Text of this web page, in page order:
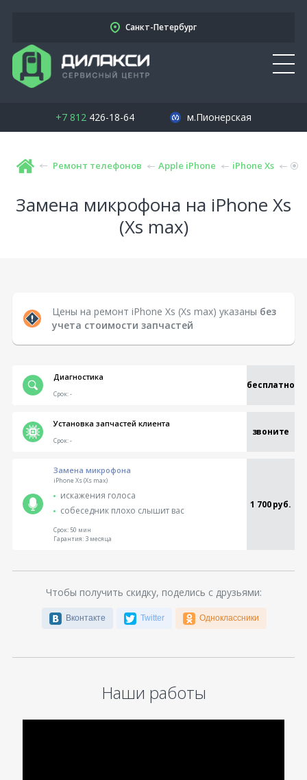
Санкт-Петербург
+7 812426-18-64 м.Пионерская
Ремонт телефонов Apple iPhone iPhone Xs
Замена микрофона на iPhone Xs
(Xs max)
Цены на ремонт iPhone Xs (Xs max) указаны без
учета стоимости запчастей
Диагностика
бесплатно
Срок:-
Установка запчастей клиента
звоните
Срок:-
Замена микрофона
iPhone Xs (Xs max)
искажения голоса
собеседник плохо слышит вас
1 700 руб.
Срок:50 мин
Гарантия:3 месяца
Чтобы получить скидку, поделись с друзьями:
Вконтакте Twitter Одноклассники
Наши работы